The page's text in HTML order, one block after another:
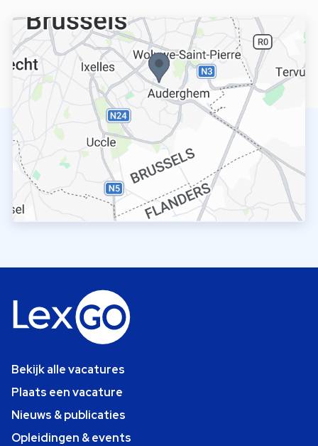
Bekijk alle vacatures
Plaats een vacature
Nieuws & publicaties
Opleidingen & events